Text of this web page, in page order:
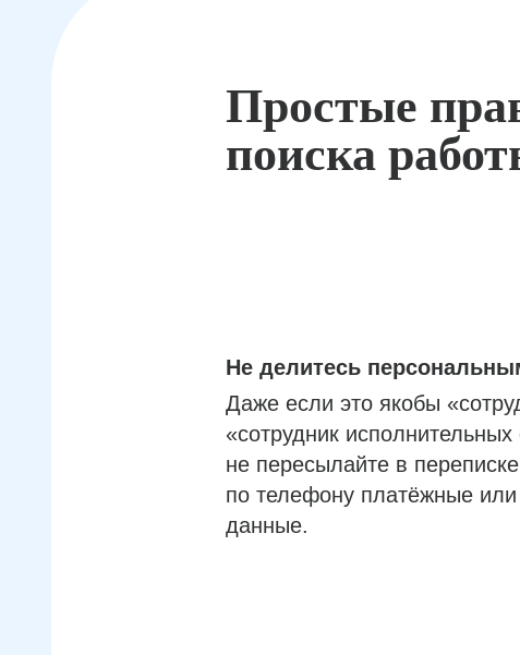
Простые
поиска
Не делитесь
Даже если это якобы
«сотрудник исполнительных
не пересылайте в
по телефону платёжные
данные.